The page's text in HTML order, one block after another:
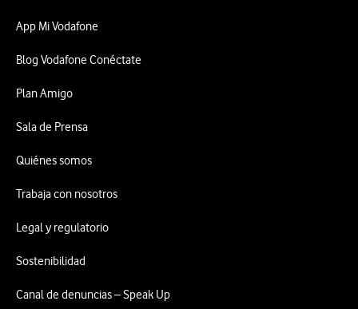
App Mi Vodafone
Blog Vodafone Conéctate
Plan Amigo
Sala de Prensa
Quiénes somos
Trabaja con nosotros
Legal y regulatorio
Sostenibilidad
Canal de denuncias – Speak Up